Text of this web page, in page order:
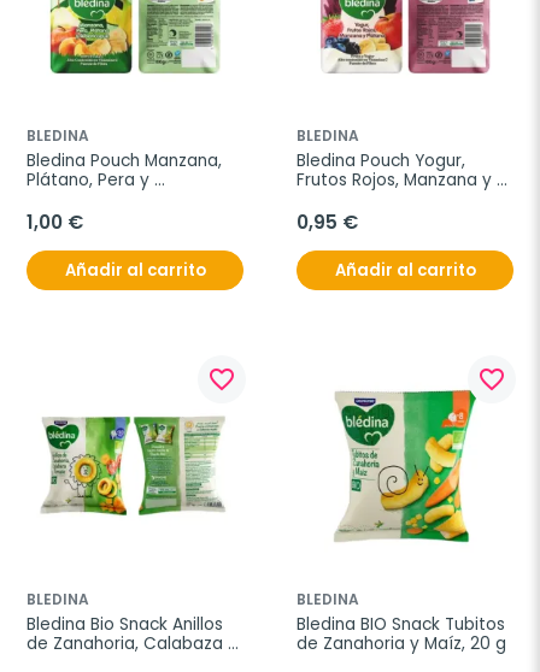
BLEDINA
Bledina Pouch Manzana,
Plátano, Pera y
1,00 €
Añadir al carrito
BLEDINA
Bledina Pouch Yogur,
Frutos Rojos, Manzana y
0,95 €
Añadir al carrito
favorite_border
BLEDINA
Bledina Bio Snack Anillos
de Zanahoria, Calabaza y
favorite_border
BLEDINA
Bledina BIO Snack Tubitos
de Zanahoria y Maíz, 20 g